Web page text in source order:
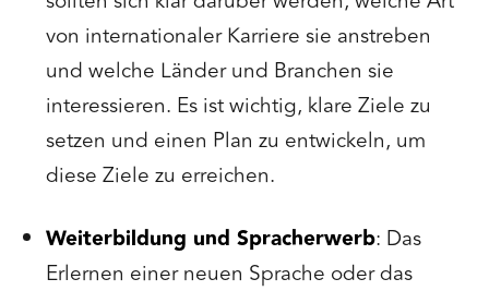
von internationaler Karriere sie anstreben
und welche Länder und Branchen sie
interessieren. Es ist wichtig, klare Ziele zu
setzen und einen Plan zu entwickeln, um
diese Ziele zu erreichen.
Weiterbildung und Spracherwerb: Das
Erlernen einer neuen Sprache oder das